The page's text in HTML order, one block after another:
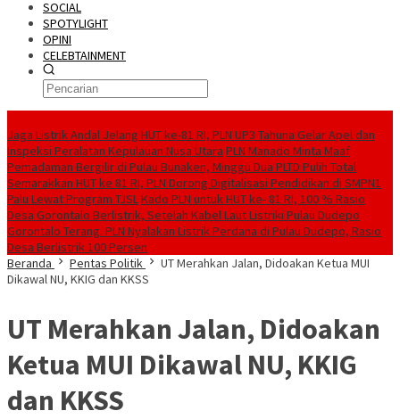
SOCIAL
SPOTYLIGHT
OPINI
CELEBTAINMENT
Jaga Listrik Andal Jelang HUT ke-81 RI, PLN UP3 Tahuna Gelar Apel dan
Inspeksi Peralatan Kepulauan Nusa Utara PLN Manado Minta Maaf
Pemadaman Bergilir di Pulau Bunaken, Minggu Dua PLTD Pulih Total
Semarakkan HUT ke 81 RI, PLN Dorong Digitalisasi Pendidikan di SMPN1
Palu Lewat Program TJSLKado PLN untuk HUT ke- 81 RI, 100 % Rasio
Desa Gorontalo Berlistrik, Setelah Kabel Laut Listriki Pulau Dudepo
Gorontalo Terang. PLN Nyalakan Listrik Perdana di Pulau Dudepo, Rasio
Desa Berlistrik 100 Persen
Beranda
Pentas Politik
UT Merahkan Jalan, Didoakan Ketua MUI
Dikawal NU, KKIG dan KKSS
UT Merahkan Jalan, Didoakan
Ketua MUI Dikawal NU, KKIG
dan KKSS